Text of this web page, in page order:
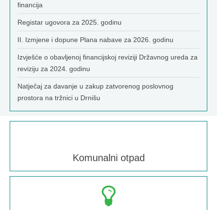
financija
Registar ugovora za 2025. godinu
II. Izmjene i dopune Plana nabave za 2026. godinu
Izvješće o obavljenoj financijskoj reviziji Državnog ureda za
reviziju za 2024. godinu
Natječaj za davanje u zakup zatvorenog poslovnog
prostora na tržnici u Drnišu
Komunalni otpad